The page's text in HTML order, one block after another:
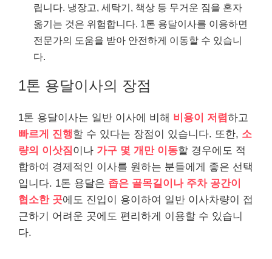
립니다. 냉장고, 세탁기, 책상 등 무거운 짐을 혼자
옮기는 것은 위험합니다. 1톤 용달이사를 이용하면
전문가의 도움을 받아 안전하게 이동할 수 있습니
다.
1톤 용달이사의 장점
1톤 용달이사는 일반 이사에 비해 비용이 저렴하고
빠르게 진행할 수 있다는 장점이 있습니다. 또한, 소
량의 이삿짐이나 가구 몇 개만 이동할 경우에도 적
합하여 경제적인 이사를 원하는 분들에게 좋은 선택
입니다. 1톤 용달은 좁은 골목길이나 주차 공간이
협소한 곳에도 진입이 용이하여 일반 이사차량이 접
근하기 어려운 곳에도 편리하게 이용할 수 있습니
다.